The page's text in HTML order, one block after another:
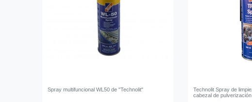
Spray multifuncional WL50 de "Technolit"
Technolit Spray de
cabezal de